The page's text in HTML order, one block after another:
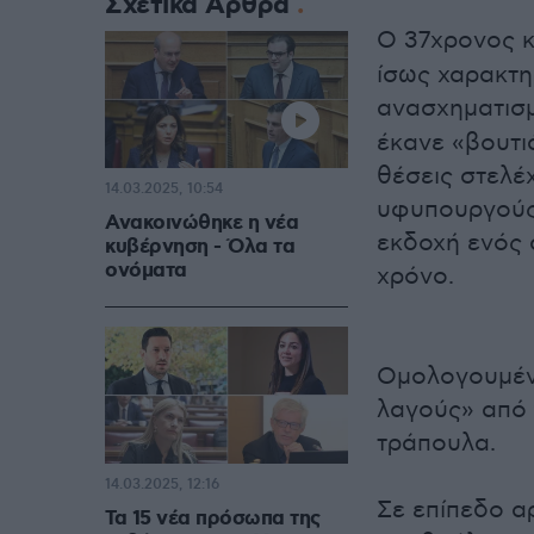
Ο 37χρονος
ίσως
έκανε
θέσεις
εκδοχή ενός
χρόνο.
λαγούς» από
τράπουλα.
Σε επίπεδο
Ανακοινώθηκε η νέα
κυβέρνηση - Όλα τα
ονόματα
14.03.2025, 10:54
Τα 15 νέα πρόσωπα της
14.03.2025, 12:16